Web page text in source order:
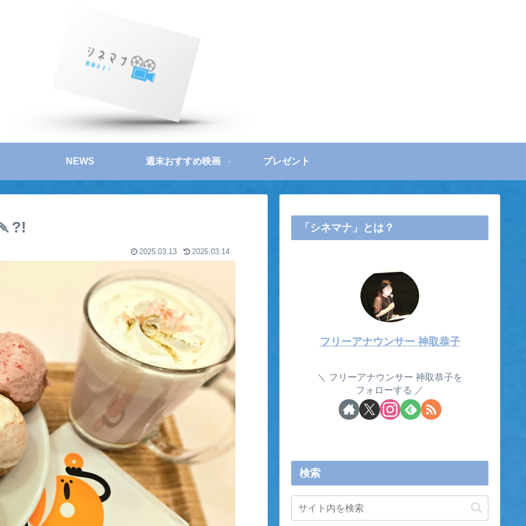
NEWS 週末おすすめ映画 プレゼント
2025.03.13 2025.03.14
「シネマナ」とは？
フリーアナウンサー 神取恭子
フリーアナウンサー 神取恭子を
フォローする
検索